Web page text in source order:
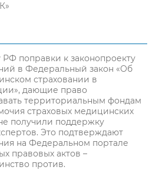
поправки к законопроекту
в Федеральный закон «Об
страховании в
дающие право
территориальным фондам
страховых медицинских
получили поддержку
Это подтверждают
на Федеральном портале
правовых актов –
против.